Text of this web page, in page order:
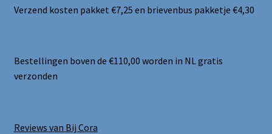
Verzend kosten pakket €7,25 en brievenbus pakketje €4,30
Bestellingen boven de €110,00 worden in NL gratis
verzonden
Reviews van Bij Cora